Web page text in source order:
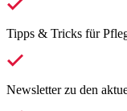
Tipps & Tricks für
Newsletter zu den